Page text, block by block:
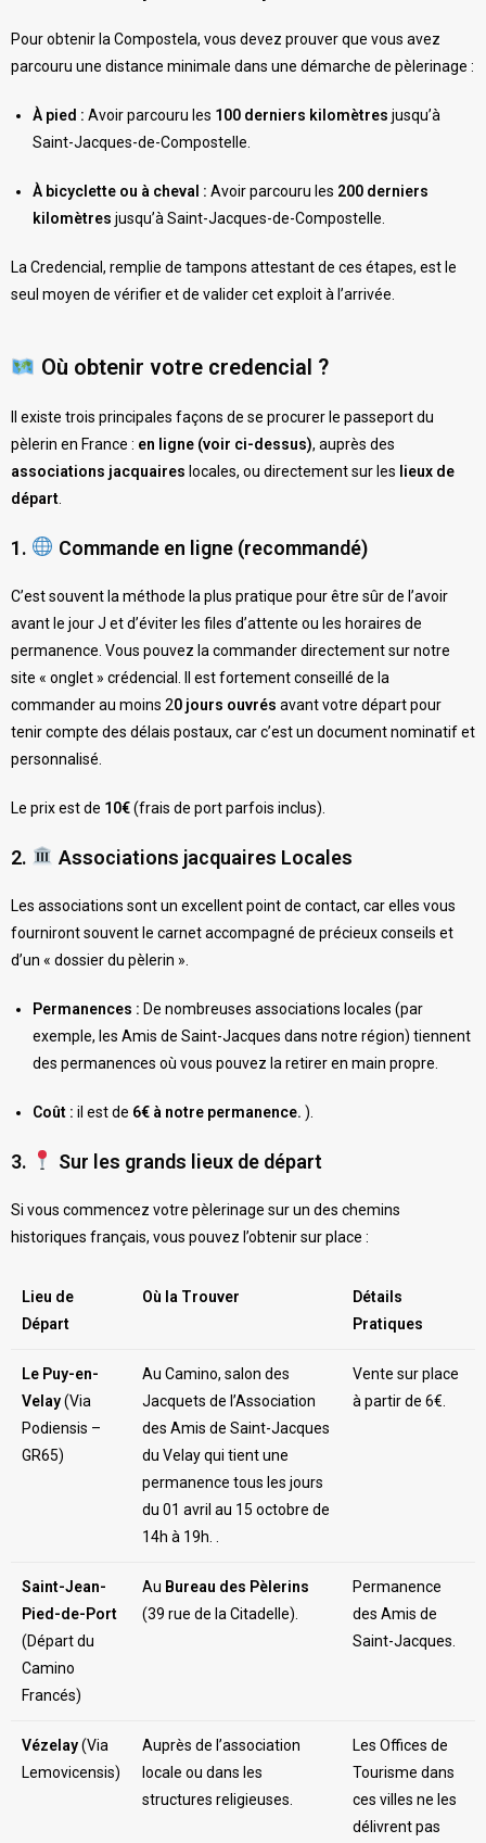
Pour obtenir la Compostela, vous devez prouver que vous avez
parcouru une distance minimale dans une démarche de pèlerinage :
À pied : Avoir parcouru les 100 derniers kilomètres jusqu’à
Saint-Jacques-de-Compostelle.
À bicyclette ou à cheval : Avoir parcouru les 200 derniers
kilomètres jusqu’à Saint-Jacques-de-Compostelle.
La Credencial, remplie de tampons attestant de ces étapes, est le
seul moyen de vérifier et de valider cet exploit à l’arrivée.
Où obtenir votre credencial ?
Il existe trois principales façons de se procurer le passeport du
pèlerin en France : en ligne (voir ci-dessus), auprès des
associations jacquaires locales, ou directement sur les lieux de
départ
1. Commande en ligne (recommandé)
C’est souvent la méthode la plus pratique pour être sûr de l’avoir
avant le jour J et d’éviter les files d’attente ou les horaires de
permanence. Vous pouvez la commander directement sur notre
site « onglet » crédencial. Il est fortement conseillé de la
commander au moins 20 jours ouvrés avant votre départ pour
tenir compte des délais postaux, car c’est un document nominatif et
personnalisé.
Le prix est de 10€(frais de port parfois inclus).
2. Associations jacquaires Locales
Les associations sont un excellent point de contact, car elles vous
fourniront souvent le carnet accompagné de précieux conseils et
d’un « dossier du pèlerin ».
Permanences : De nombreuses associations locales (par
exemple, les Amis de Saint-Jacques dans notre région) tiennent
des permanences où vous pouvez la retirer en main propre.
Coût : il est de 6€ à notre permanence. ).
3. Sur les grands lieux de départ
Si vous commencez votre pèlerinage sur un des chemins
historiques français, vous pouvez l’obtenir sur place :
Lieu de
Départ
Où la Trouver
Détails
Pratiques
Le Puy-en-
Velay(Via
Podiensis –
GR65)
Au Camino, salon des
Jacquets de l’Association
des Amis de Saint-Jacques
du Velay qui tient une
permanence tous les jours
du 01 avril au 15 octobre de
14h à 19h. .
Vente sur place
à partir de 6€.
Saint-Jean-
Pied-de-Port
(Départ du
Camino
Francés)
Au Bureau des Pèlerins
(39 rue de la Citadelle).
Permanence
des Amis de
Saint-Jacques.
Vézelay(Via
Lemovicensis)
Auprès de l’association
locale ou dans les
structures religieuses.
Les Offices de
Tourisme dans
ces villes ne les
délivrent pas